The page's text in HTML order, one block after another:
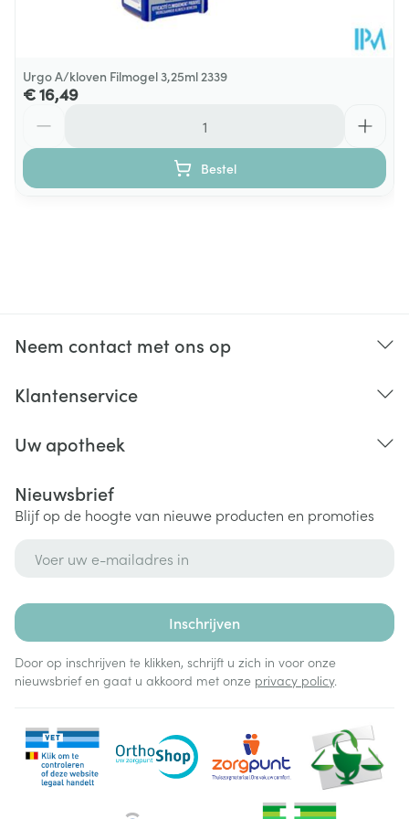
Urgo A/kloven Filmogel 3,25ml 2339
€ 16,49
Bestel
Neem contact met ons op
Klantenservice
Uw apotheek
Nieuwsbrief
Blijf op de hoogte van nieuwe producten en promoties
Inschrijven
Door op inschrijven te klikken, schrijft u zich in voor onze
nieuwsbrief en gaat u akkoord met onze privacy policy.